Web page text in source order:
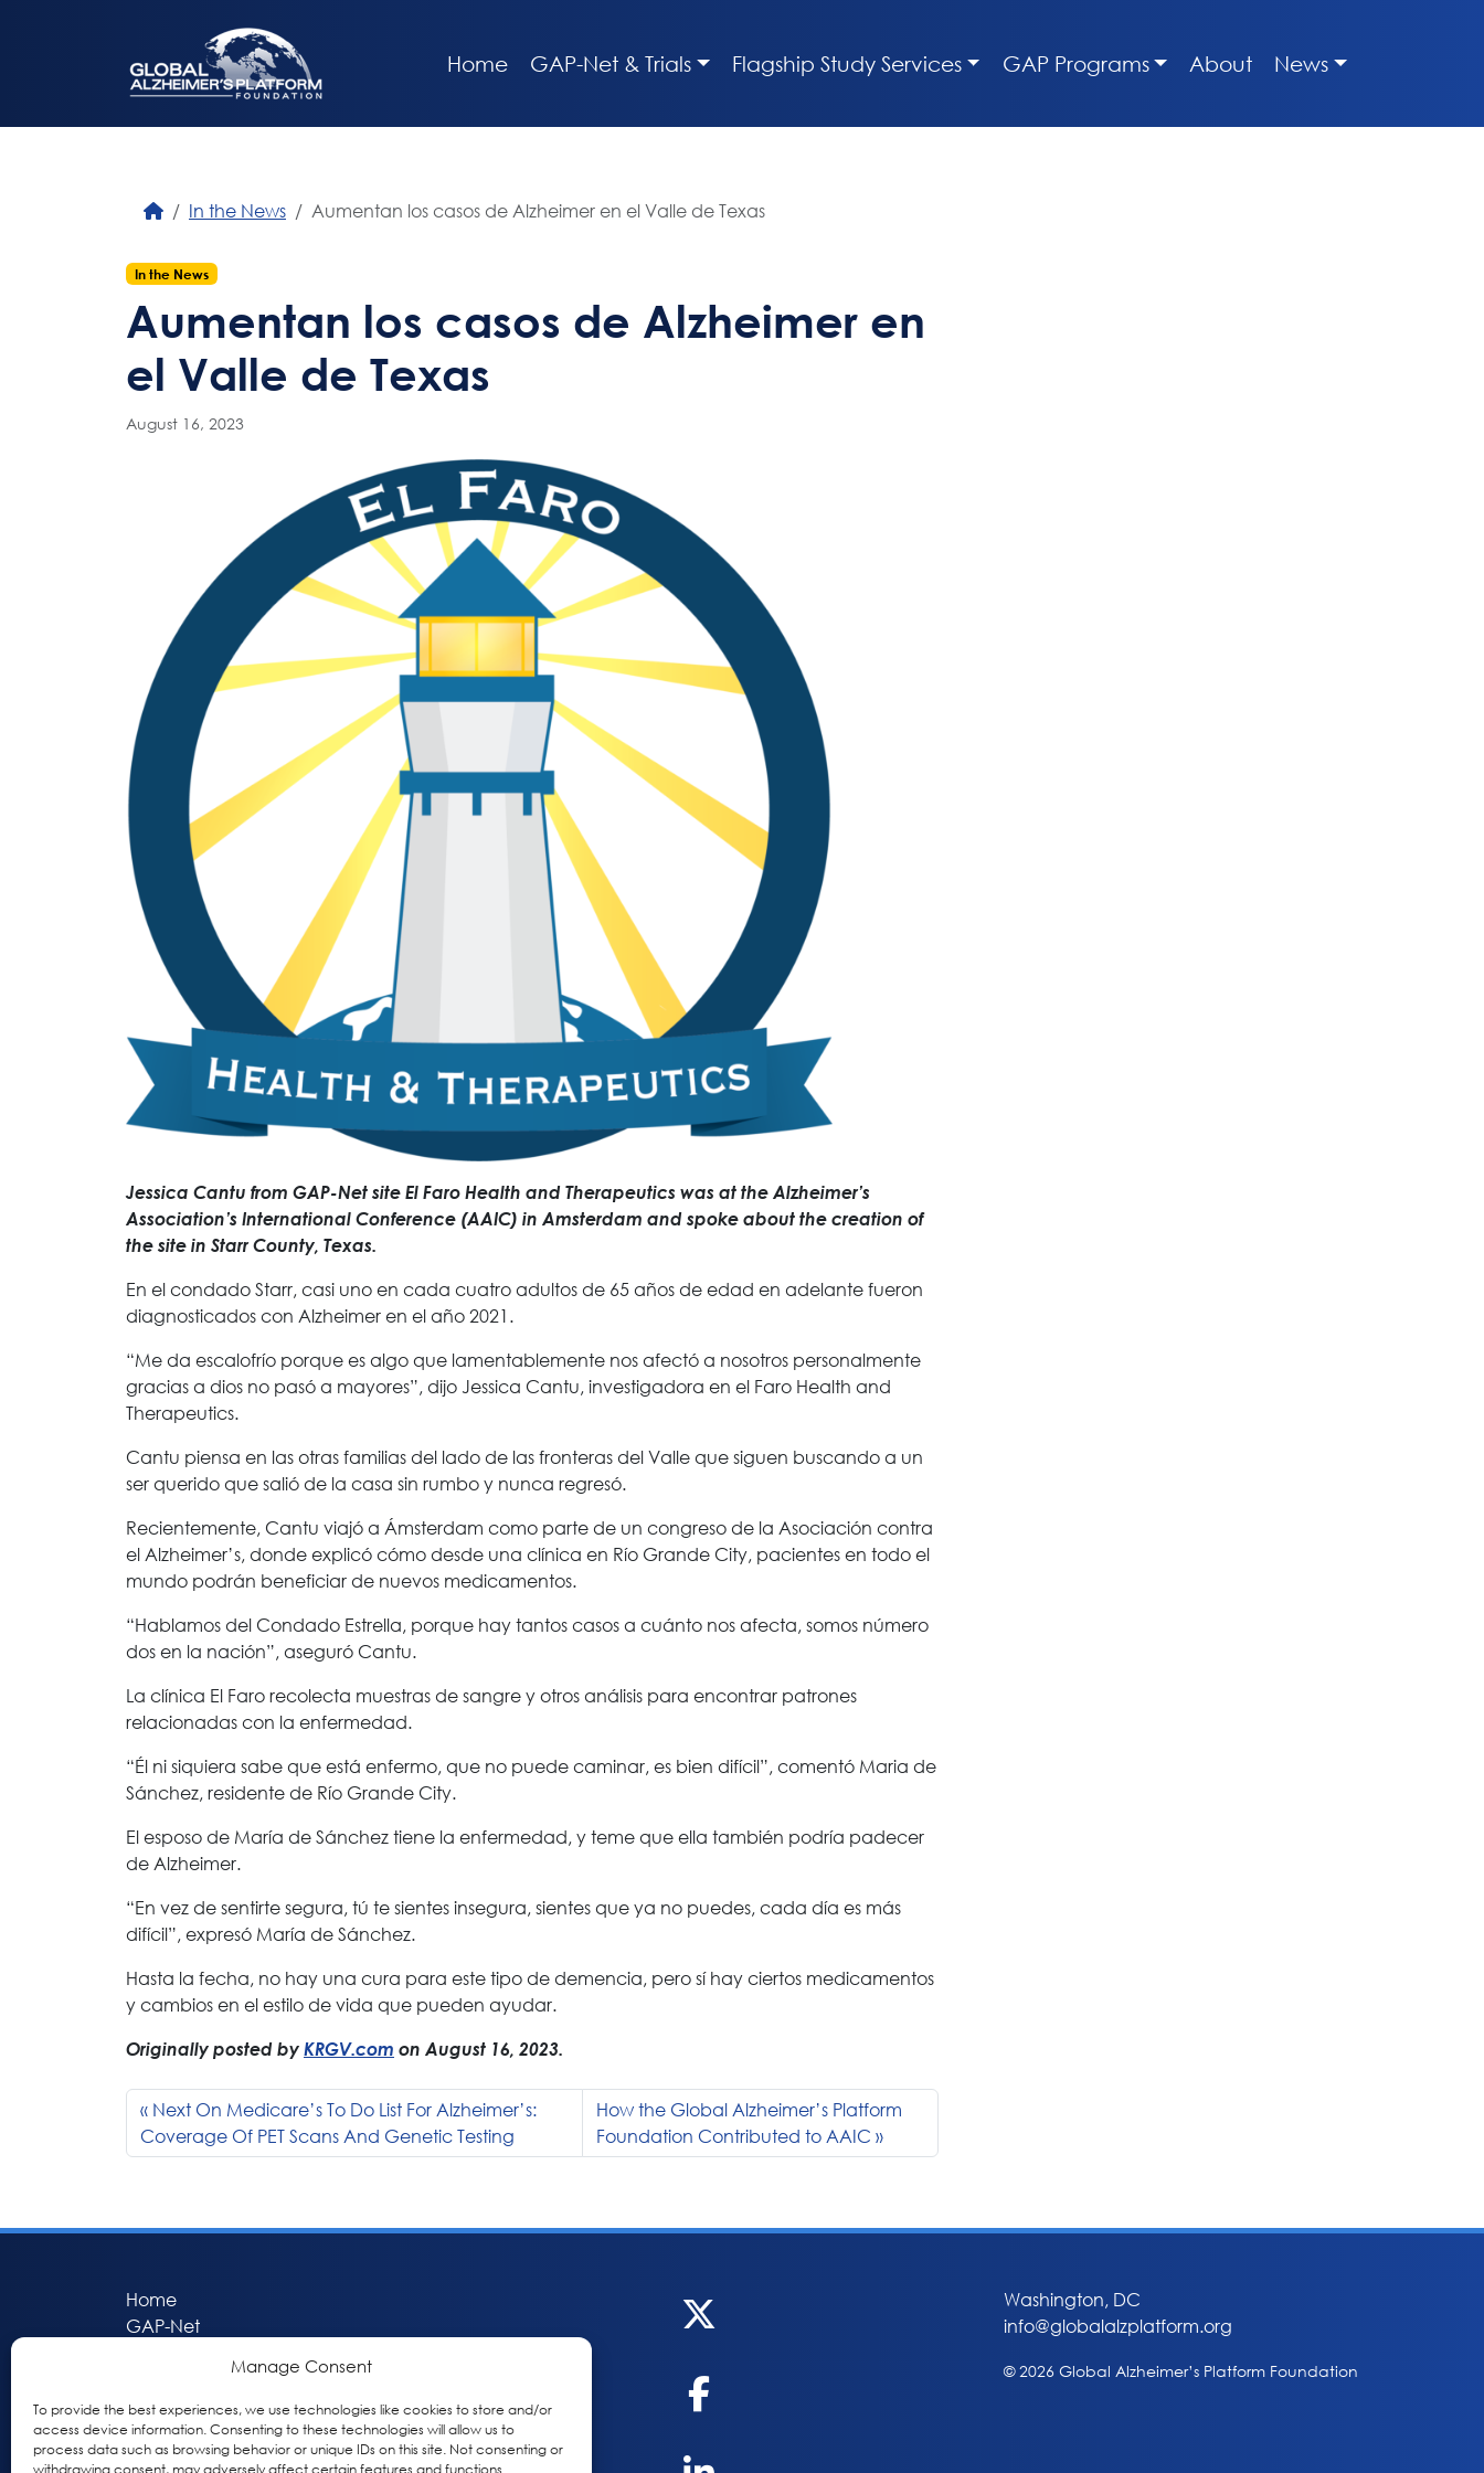
Manage Consent
To provide the best experiences, we use technologies like cookies to store and/or
access device information. Consenting to these technologies will allow us to
process data such as browsing behavior or unique IDs on this site. Not consenting or
withdrawing consent, may adversely affect certain features and functions.
Home GAP-Net & Trials Flagship Study Services GAP Programs About News
In the News Aumentan los casos de Alzheimer en el Valle de Texas
In the News
Aumentan los casos de Alzheimer en
el Valle de Texas
August 16, 2023
Jessica Cantu from GAP-Net site El Faro Health and Therapeutics was at the Alzheimer’s
Association’s International Conference (AAIC) in Amsterdam and spoke about the creation of
the site in Starr County, Texas.
En el condado Starr, casi uno en cada cuatro adultos de 65 años de edad en adelante fueron
diagnosticados con Alzheimer en el año 2021.
“Me da escalofrío porque es algo que lamentablemente nos afectó a nosotros personalmente
gracias a dios no pasó a mayores”, dijo Jessica Cantu, investigadora en el Faro Health and
Therapeutics.
Cantu piensa en las otras familias del lado de las fronteras del Valle que siguen buscando a un
ser querido que salió de la casa sin rumbo y nunca regresó.
Recientemente, Cantu viajó a Ámsterdam como parte de un congreso de la Asociación contra
el Alzheimer’s, donde explicó cómo desde una clínica en Río Grande City, pacientes en todo el
mundo podrán beneficiar de nuevos medicamentos.
“Hablamos del Condado Estrella, porque hay tantos casos a cuánto nos afecta, somos número
dos en la nación”, aseguró Cantu.
La clínica El Faro recolecta muestras de sangre y otros análisis para encontrar patrones
relacionadas con la enfermedad.
“Él ni siquiera sabe que está enfermo, que no puede caminar, es bien difícil”, comentó Maria de
Sánchez, residente de Río Grande City.
El esposo de María de Sánchez tiene la enfermedad, y teme que ella también podría padecer
de Alzheimer.
“En vez de sentirte segura, tú te sientes insegura, sientes que ya no puedes, cada día es más
difícil”, expresó María de Sánchez.
Hasta la fecha, no hay una cura para este tipo de demencia, pero sí hay ciertos medicamentos
y cambios en el estilo de vida que pueden ayudar.
Originally posted byKRGV.com on August 16, 2023.
Next On Medicare’s To Do List For Alzheimer’s:
Coverage Of PET Scans And Genetic Testing
How the Global Alzheimer’s Platform
Foundation Contributed to AAIC
Home
GAP-Net
GAP Participant Services (GPS)
Inclusive Research Initiative (IRI)
Acti-V8 Your Brain
Washington, DC
info@globalalzplatform.org
© 2026 Global Alzheimer’s Platform Foundation